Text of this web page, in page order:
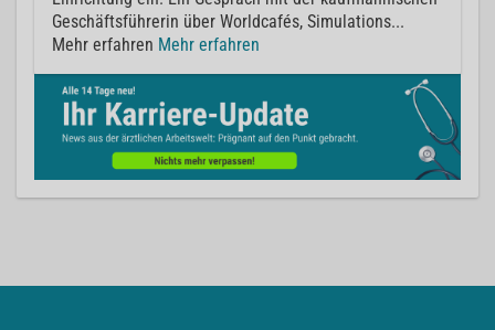
Geschäftsführerin über Worldcafés, Simulations...
Mehr erfahren Mehr erfahren